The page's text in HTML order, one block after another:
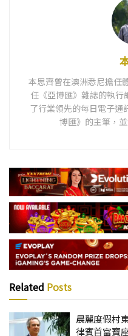
本思齊曾在澳洲悉尼擔任
任《亞博匯》雜誌的執
了行業領先的每日電子通
博匯》的主筆，
Related Posts
晨麗度假村
律賓首富寶